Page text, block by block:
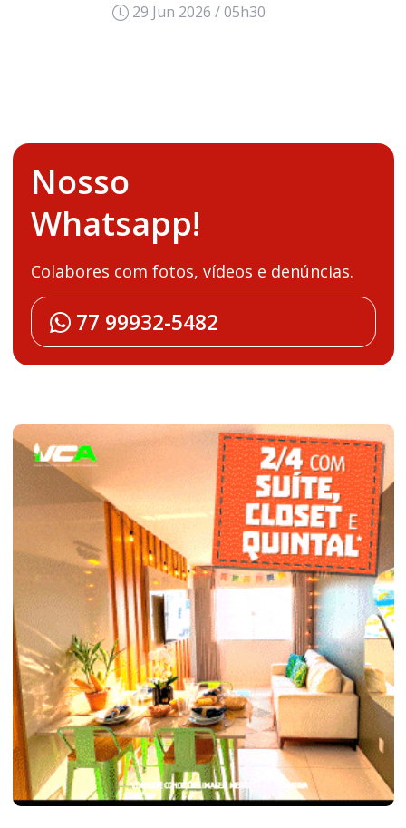
29 Jun 2026 / 05h30
Nosso
Whatsapp!
Colabores com fotos, vídeos e denúncias.
77 99932-5482